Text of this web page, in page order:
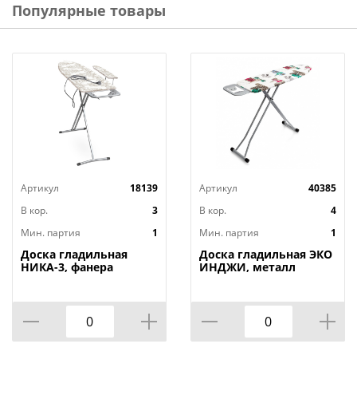
Популярные товары
Артикул
18139
В кор.
3
Мин. партия
1
Доска гладильная
НИКА-3, фанера
Артикул
40385
В кор.
4
Мин. партия
1
Доска гладильная ЭКО
ИНДЖИ, металл